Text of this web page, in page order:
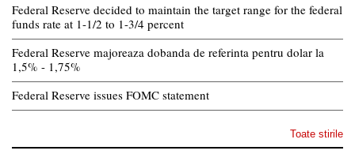
Federal Reserve decided to maintain the target range for the federal
funds rate at 1-1/2 to 1-3/4 percent
Federal Reserve majoreaza dobanda de referinta pentru dolar la
1,5% - 1,75%
Federal Reserve issues FOMC statement
Toate stirile